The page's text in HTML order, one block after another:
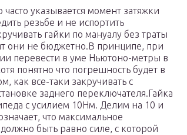
указывается момент затяжки
резьбе и не испортить
гайки по мануалу без траты
они не бюджетно.В принципе, при
перевести в уме Ньютоно-метры в
понятно что погрешность будет в
как все-таки закручивать с
заднего переключателя.Гайка
с усилием 10Нм. Делим на 10 и
что максимальное
быть равно силе, с которой